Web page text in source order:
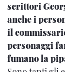
scrittori
anche i
il
personaggi
fumano la